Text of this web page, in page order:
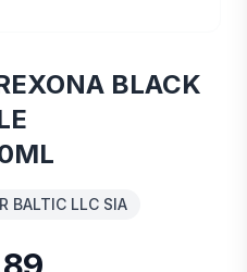
BLACK
BALTIC LLC SIA